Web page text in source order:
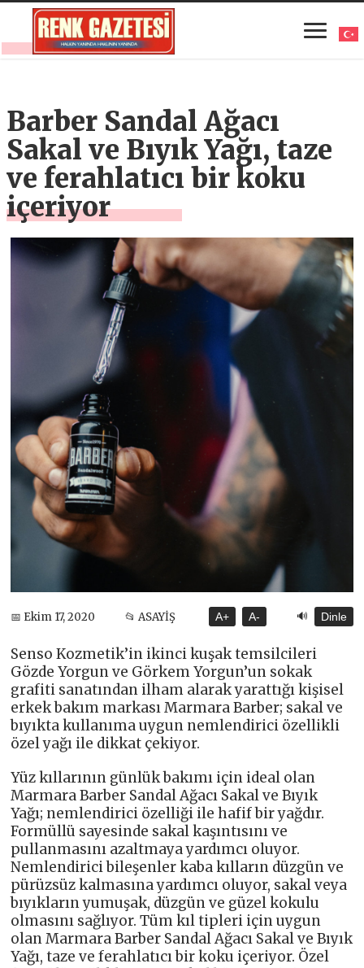
Barber Sandal Ağacı
Sakal ve Bıyık Yağı, taze
ve ferahlatıcı bir koku
içeriyor
📅 Ekim 17, 2020 📂 ASAYİŞ A+ A- 🔊 Dinle
Senso Kozmetik’in ikinci kuşak temsilcileri
Gözde Yorgun ve Görkem Yorgun’un sokak
grafiti sanatından ilham alarak yarattığı kişisel
erkek bakım markası Marmara Barber; sakal ve
bıyıkta kullanıma uygun nemlendirici özellikli
özel yağı ile dikkat çekiyor.
Yüz kıllarının günlük bakımı için ideal olan
Marmara Barber Sandal Ağacı Sakal ve Bıyık
Yağı; nemlendirici özelliği ile hafif bir yağdır.
Formüllü sayesinde sakal kaşıntısını ve
pullanmasını azaltmaya yardımcı oluyor.
Nemlendirici bileşenler kaba kılların düzgün ve
pürüzsüz kalmasına yardımcı oluyor, sakal veya
bıyıkların yumuşak, düzgün ve güzel kokulu
olmasını sağlıyor. Tüm kıl tipleri için uygun
olan Marmara Barber Sandal Ağacı Sakal ve Bıyık
Yağı, taze ve ferahlatıcı bir koku içeriyor. Özel